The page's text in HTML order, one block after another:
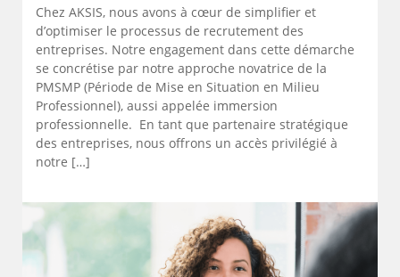
Chez AKSIS, nous avons à cœur de simplifier et
d’optimiser le processus de recrutement des
entreprises. Notre engagement dans cette démarche
se concrétise par notre approche novatrice de la
PMSMP (Période de Mise en Situation en Milieu
Professionnel), aussi appelée immersion
professionnelle. En tant que partenaire stratégique
des entreprises, nous offrons un accès privilégié à
notre […]